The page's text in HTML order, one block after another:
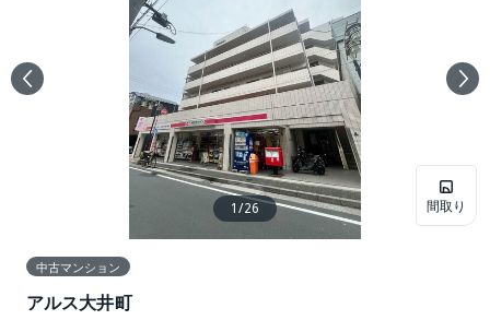
間取り
1/26
中古マンション
アルス大井町